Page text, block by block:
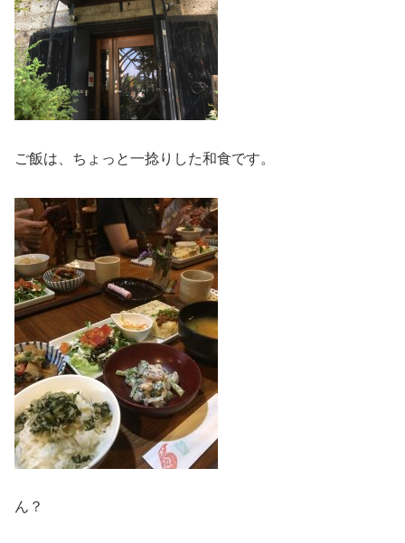
ご飯は、ちょっと一捻りした和食です。
ん？